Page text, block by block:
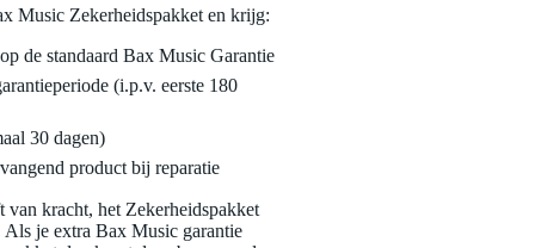
Music Zekerheidspakket en krijg:
de standaard Bax Music Garantie
(i.p.v. eerste 180
30 dagen)
product bij reparatie
kracht, het Zekerheidspakket
je extra Bax Music garantie